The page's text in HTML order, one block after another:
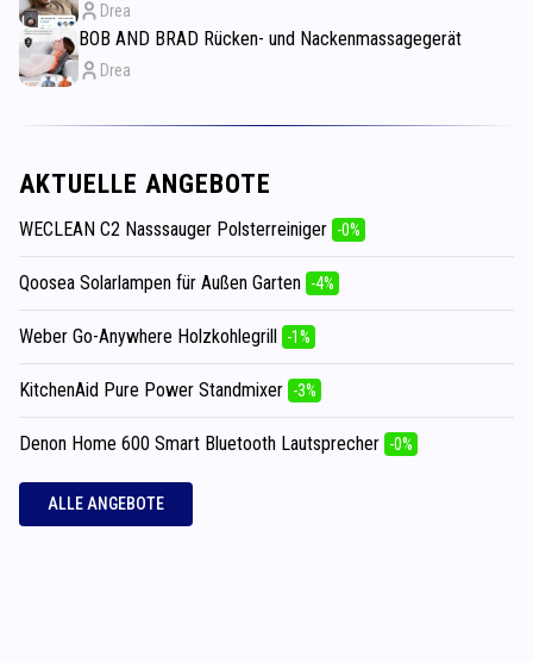
Drea
BOB AND BRAD Rücken- und Nackenmassagegerät
Drea
AKTUELLE ANGEBOTE
WECLEAN C2 Nasssauger Polsterreiniger -0%
Qoosea Solarlampen für Außen Garten -4%
Weber Go-Anywhere Holzkohlegrill -1%
KitchenAid Pure Power Standmixer -3%
Denon Home 600 Smart Bluetooth Lautsprecher -0%
ALLE ANGEBOTE